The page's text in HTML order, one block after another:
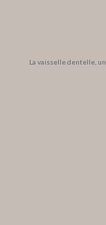
La vaisselle dentelle,